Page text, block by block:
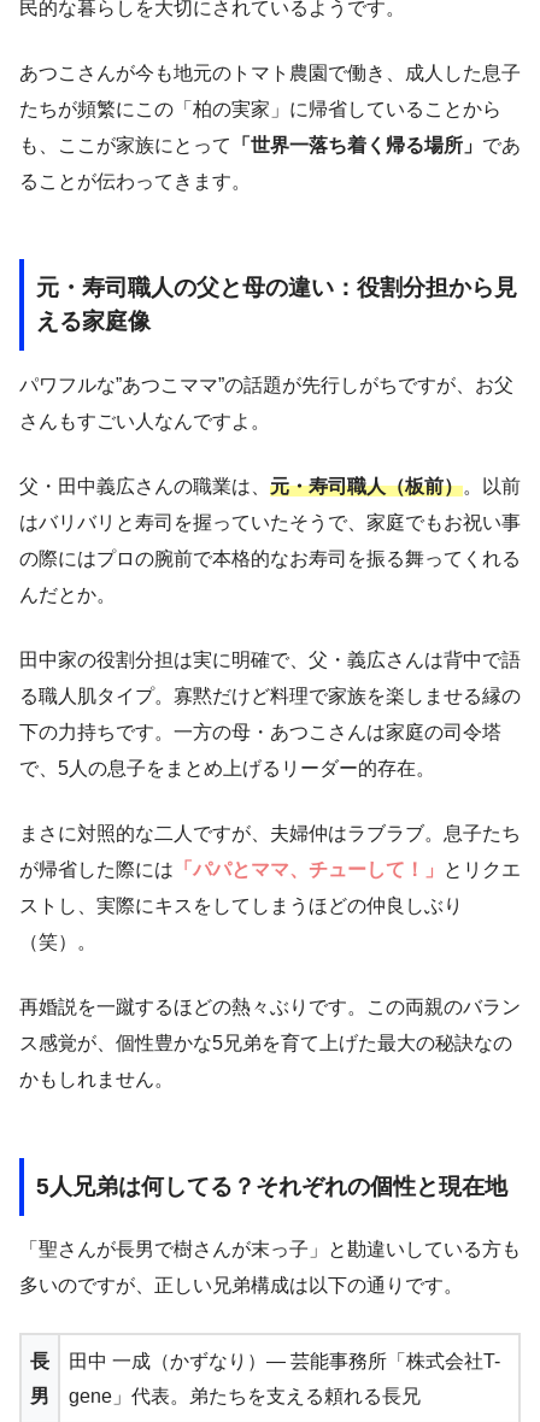
民的な暮らしを大切にされているようです。
あつこさんが今も地元のトマト農園で働き、成人した息子
たちが頻繁にこの「柏の実家」に帰省していることから
も、ここが家族にとって
「世界一落ち着く帰る場所」 であ
ることが伝わってきます。
元・寿司職人の父と母の違い：役割分担から見
える家庭像
パワフルな”あつこママ”の話題が先行しがちですが、お父
さんもすごい人なんですよ。
父・田中義広さんの職業は、 元・寿司職人（板前）。以前
はバリバリと寿司を握っていたそうで、家庭でもお祝い事
の際にはプロの腕前で本格的なお寿司を振る舞ってくれる
んだとか。
田中家の役割分担は実に明確で、父・義広さんは背中で語
る職人肌タイプ。寡黙だけど料理で家族を楽しませる縁の
下の力持ちです。一方の母・あつこさんは家庭の司令塔
で、5人の息子をまとめ上げるリーダー的存在。
まさに対照的な二人ですが、夫婦仲はラブラブ。息子たち
が帰省した際には 「パパとママ、チューして！」
とリクエ
ストし、実際にキスをしてしまうほどの仲良しぶり
（笑）。
再婚説を一蹴するほどの熱々ぶりです。この両親のバラン
ス感覚が、個性豊かな5兄弟を育て上げた最大の秘訣なの
かもしれません。
5人兄弟は何してる？それぞれの個性と現在地
「聖さんが長男で樹さんが末っ子」と勘違いしている方も
多いのですが、正しい兄弟構成は以下の通りです。
長
男
田中 一成（かずなり）― 芸能事務所「株式会社T-
gene」代表。弟たちを支える頼れる長兄